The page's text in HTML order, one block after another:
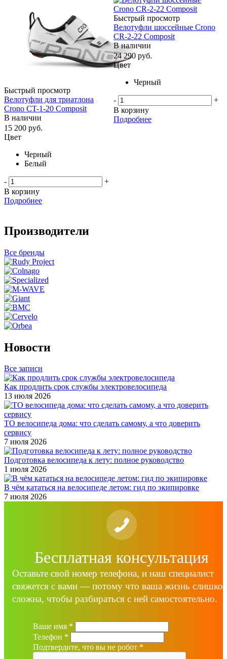
Быстрый просмотр
Велотуфли для триатлона
Crono CT-1-20 Composit
В наличии
15 200 руб.
Цвет
Черный
Белый
-
+
В корзину
Подробнее
Быстрый просмотр
Велотуфли шоссейные Crono
CR-2-22 Composit
В наличии
24 290 руб.
Цвет
Черный
-
+
В корзину
Подробнее
Производители
Все бренды
Новости
Все записи
Как продлить срок службы электровелосипеда
13 июля 2026
ТО велосипеда дома: что сделать самому, а что доверить
сервису
7 июля 2026
Подготовка велосипеда к лету: полное руководство
1 июля 2026
В чём кататься на велосипеде летом: гид по экипировке
7 июля 2026
Бесплатная консультация
Оставьте свой номер телефона, и наш специалист
свяжется с вами — потому что ваша жизнь
сложна, чтобы разбираться с ней самостоятельно.
Ваше имя *
Телефон *
Подтвердите, что вы не робот *